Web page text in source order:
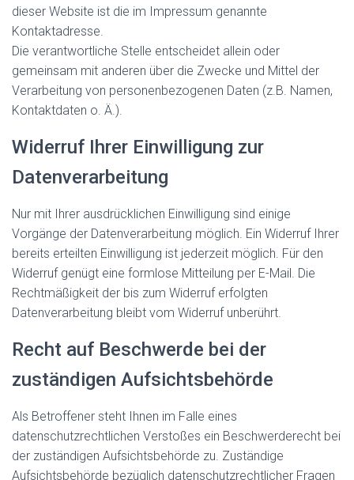
dieser Website ist die im Impressum genannte
Kontaktadresse.
Die verantwortliche Stelle entscheidet allein oder
gemeinsam mit anderen über die Zwecke und Mittel der
Verarbeitung von personenbezogenen Daten (z.B. Namen,
Kontaktdaten o. Ä.).
Widerruf Ihrer Einwilligung zur
Datenverarbeitung
Nur mit Ihrer ausdrücklichen Einwilligung sind einige
Vorgänge der Datenverarbeitung möglich. Ein Widerruf Ihrer
bereits erteilten Einwilligung ist jederzeit möglich. Für den
Widerruf genügt eine formlose Mitteilung per E-Mail. Die
Rechtmäßigkeit der bis zum Widerruf erfolgten
Datenverarbeitung bleibt vom Widerruf unberührt.
Recht auf Beschwerde bei der
zuständigen Aufsichtsbehörde
Als Betroffener steht Ihnen im Falle eines
datenschutzrechtlichen Verstoßes ein Beschwerderecht bei
der zuständigen Aufsichtsbehörde zu. Zuständige
Aufsichtsbehörde bezüglich datenschutzrechtlicher Fragen